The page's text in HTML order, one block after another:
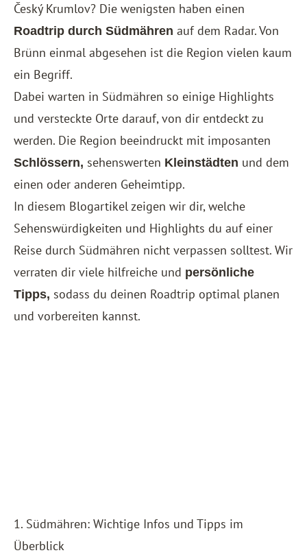
Český Krumlov? Die wenigsten haben einen
Roadtrip durch Südmähren auf dem Radar. Von
Brünn einmal abgesehen ist die Region vielen kaum
ein Begriff.
Dabei warten in Südmähren so einige Highlights
und versteckte Orte darauf, von dir entdeckt zu
werden. Die Region beeindruckt mit imposanten
Schlössern, sehenswerten Kleinstädten und dem
einen oder anderen Geheimtipp.
In diesem Blogartikel zeigen wir dir, welche
Sehenswürdigkeiten und Highlights du auf einer
Reise durch Südmähren nicht verpassen solltest. Wir
verraten dir viele hilfreiche und persönliche
Tipps, sodass du deinen Roadtrip optimal planen
und vorbereiten kannst.
1. Südmähren: Wichtige Infos und Tipps im
Überblick